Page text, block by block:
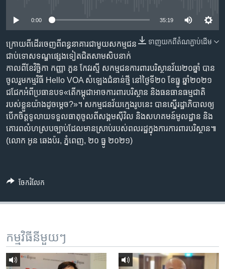
រំលង​
និង​
ចូល​
ទៅ​
កាន់​
ទំព័រ​
ស្វែង​
រក
បណ្តាញ​សង្គម
ភាសា
0:00 35:19
ទាញ​យក​ពី​តំណភ្ជាប់​ដើម
ក្រោយពី​ដើរ​ចេញ​ពី​ពន្ធនាគារ​ជាមួយ​សកម្ម​ជន​
ជាប់​ទោស​ទណ្ឌ​ផ្សេង​ទៀត​ជិត​សាម​សិប​នាក់​
កាលពី​ខែ​វិច្ឆិកា កញ្ញា ភួន កែវរស្មី សកម្មជន​ការពារ​បរិស្ថាន​វ័យ​២០ឆ្នាំ បាន​
ចូលរួម​កម្មវិធី​ Hello VOA ​សំឡេង​ជំនាន់ថ្មី នៅ​ថ្ងៃទី២០ ខែធ្នូ ឆ្នាំ២០២១
ជជែក​អំពី​ប្រធាន​បទ​«តើ​កម្ពុជា​អាច​ការ​ពារ​បរិស្ថាន និង​ធនធាន​ធម្មជាតិ​
របស់​ខ្លួន​យ៉ាង​ដូចម្ដេច?»។ សកម្មជន​វ័យ​ក្មេង​រូប​នេះ បាន​ស្នើ​រដ្ឋាភិបាល​ឲ្យ​
បើកចិត្ត​ទូលាយ​ទទួល​ធាតុ​ចូល​ពី​សង្គម​ស៊ីវិល និង​សហគមន៍​មូលដ្ឋាន និង​
គោរព​លំហ​ស្របច្បាប់​ដែល​មានស្រាប់​របស់​ពលរដ្ឋ​ក្នុង​ការការពារ​បរិស្ថាន៕
(លោក អូន ឆេងប៉រ, ភ្នំពេញ, ២០ ធ្នូ ២០២១)
ចែករំលែក
កម្មវិធី​នីមួយៗ